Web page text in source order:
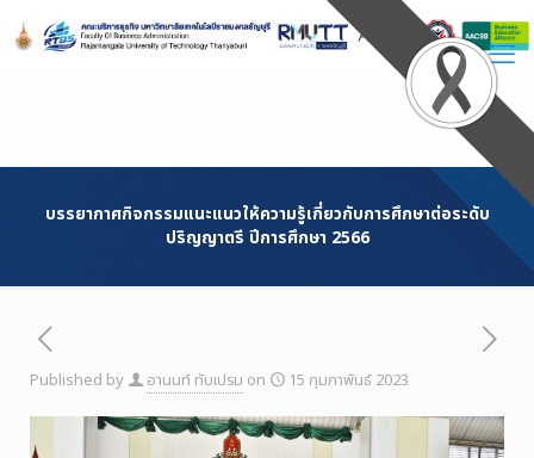
Content
บรรยากาศกิจกรรมแนะแนวให้ความรู้เกี่ยวกับการศึกษาต่อระดับ
ปริญญาตรี ปีการศึกษา 2566
Published by อานนท์ ทับเปรม on 15 กุมภาพันธ์ 2023